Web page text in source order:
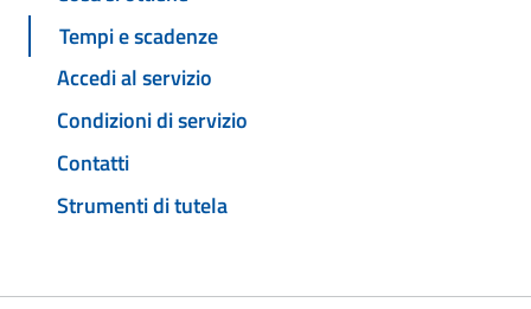
Tempi e scadenze
Accedi al servizio
Condizioni di servizio
Contatti
Strumenti di tutela